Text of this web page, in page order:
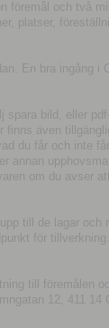
föremål och två
platser,
En bra ingång i
spara bild, eller
finns även
du får och inte
annan
om du avser
till de lagar och
för
till föremålen
12, 411 14